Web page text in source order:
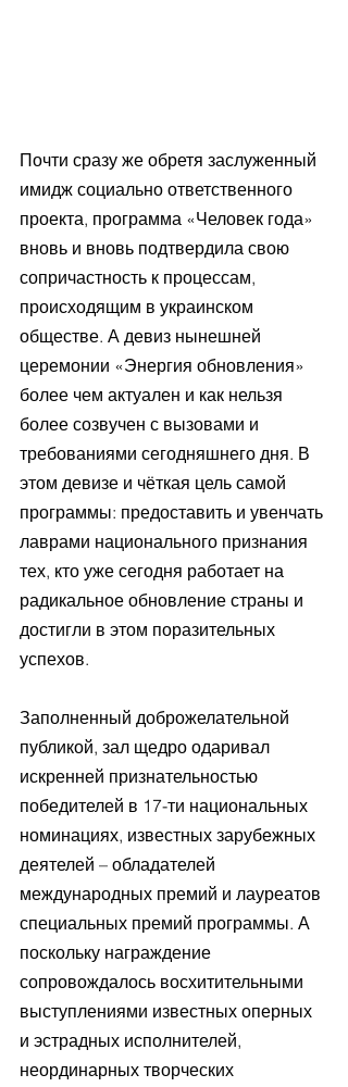
Почти сразу же обретя заслуженный
имидж социально ответственного
проекта, программа «Человек года»
вновь и вновь подтвердила свою
сопричастность к процессам,
происходящим в украинском
обществе. А девиз нынешней
церемонии «Энергия обновления»
более чем актуален и как нельзя
более созвучен с вызовами и
требованиями сегодняшнего дня. В
этом девизе и чёткая цель самой
программы: предоставить и увенчать
лаврами национального признания
тех, кто уже сегодня работает на
радикальное обновление страны и
достигли в этом поразительных
успехов.
Заполненный доброжелательной
публикой, зал щедро одаривал
искренней признательностью
победителей в 17-ти национальных
номинациях, известных зарубежных
деятелей – обладателей
международных премий и лауреатов
специальных премий программы. А
поскольку награждение
сопровождалось восхитительными
выступлениями известных оперных
и эстрадных исполнителей,
неординарных творческих